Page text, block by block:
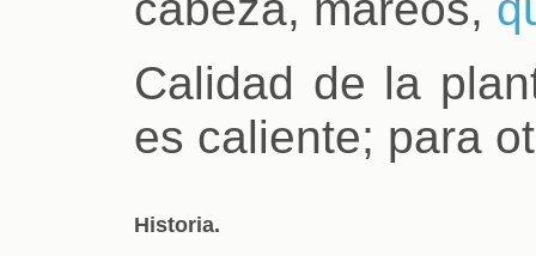
Calidad de la
es caliente; para
Historia.